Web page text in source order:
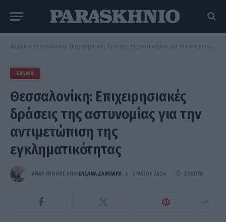
Αρχική » Θεσσαλονίκη: Επιχειρησιακές δράσεις της αστυνομίας για την αντιμετώπιση της εγκληματικότητας
ΕΛΛΆΔΑ
Θεσσαλονίκη: Επιχειρησιακές
δράσεις της αστυνομίας για την
αντιμετώπιση της
εγκληματικότητας
ΑΝΑΡΤΗΘΗΚΕ ΑΠΟ ΕΛΕΑΝΑ ΖΑΜΠΑΡΑ 3 ΜΑΪ́ΟΥ 2024 2 ΛΕΠΤΆ